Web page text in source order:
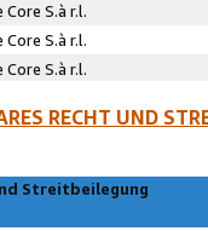
Core S.à r.l.
Core S.à r.l.
Core S.à r.l.
RECHT UND
Streitbeilegung